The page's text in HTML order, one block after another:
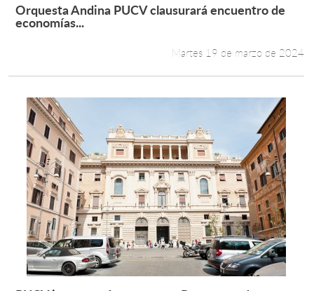
Leer más +
Orquesta Andina PUCV clausurará encuentro de
economías...
Martes 19 de marzo de 2024